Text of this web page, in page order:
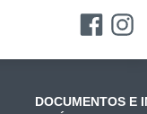
DOCUMENTOS E